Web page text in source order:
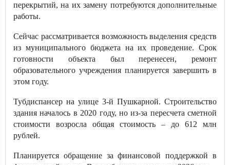
перекрытий, на их замену потребуются дополнительные
работы.
Сейчас рассматривается возможность выделения средств
из муниципального бюджета на их проведение. Срок
готовности объекта был перенесен, ремонт
образовательного учреждения планируется завершить в
этом году.
Тубдиспансер на улице 3-й Пушкарной. Строительство
здания началось в 2020 году, но из-за пересчета сметной
стоимости возросла общая стоимость – до 612 млн
рублей.
Планируется обращение за финансовой поддержкой в